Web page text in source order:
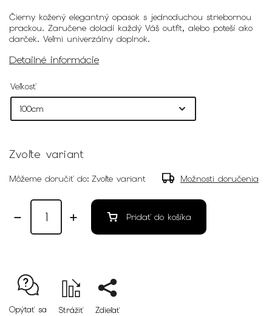
Čierny kožený elegantný opasok s jednoduchou striebornou
prackou. Zaručene doladí každý Váš outfit, alebo poteší ako
darček. Veľmi univerzálny doplnok.
Detailné informácie
Veľkosť
Zvoľte variant
Môžeme doručiť do: Zvoľte variant Možnosti doručenia
Pridať do košíka
Opýtať sa Strážiť Zdieľať